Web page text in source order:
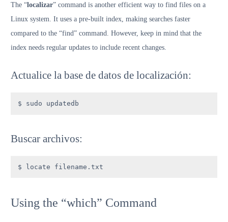
The “localizar” command is another efficient way to find files on a
Linux system. It uses a pre-built index, making searches faster
compared to the “find” command. However, keep in mind that the
index needs regular updates to include recent changes.
Actualice la base de datos de localización:
$ sudo updatedb
Buscar archivos:
$ locate filename.txt
Using the “which” Command